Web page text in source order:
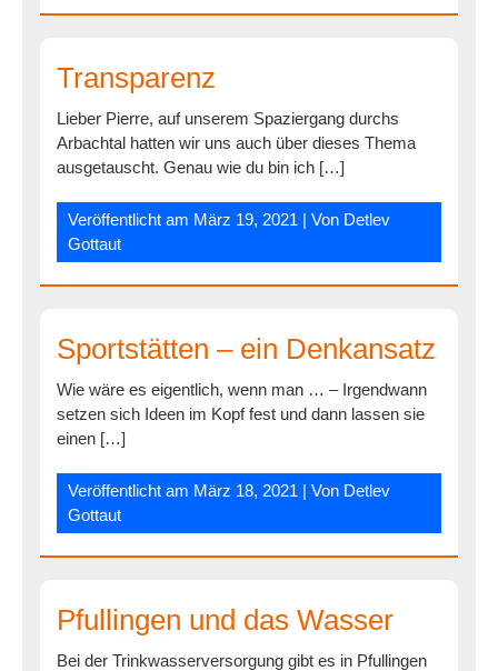
Transparenz
Lieber Pierre, auf unserem Spaziergang durchs
Arbachtal hatten wir uns auch über dieses Thema
ausgetauscht. Genau wie du bin ich […]
Veröffentlicht am März 19, 2021 | Von Detlev
Gottaut
Sportstätten – ein Denkansatz
Wie wäre es eigentlich, wenn man … – Irgendwann
setzen sich Ideen im Kopf fest und dann lassen sie
einen […]
Veröffentlicht am März 18, 2021 | Von Detlev
Gottaut
Pfullingen und das Wasser
Bei der Trinkwasserversorgung gibt es in Pfullingen